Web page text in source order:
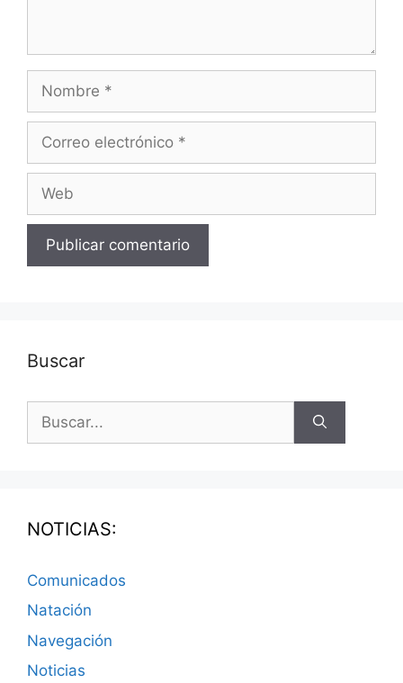
Buscar
NOTICIAS:
Comunicados
Natación
Navegación
Noticias